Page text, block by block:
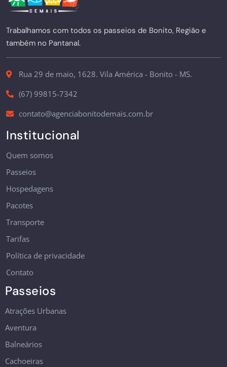
Trabalhamos com todos os passeios de Bonito, Região e
também no Pantanal.
Rua 29 de maio, 1628. Vila América - Bonito - MS.
(67) 99815-7342
contato@agenciabonitodemais.com.br
Institucional
Quem somos
Passeios
Hospedagens
Pacotes
Transporte
Tarifas
Política de privacidade
Contato
Passeios
Atrações Urbanas
Aventura
Balneários
Cachoeiras